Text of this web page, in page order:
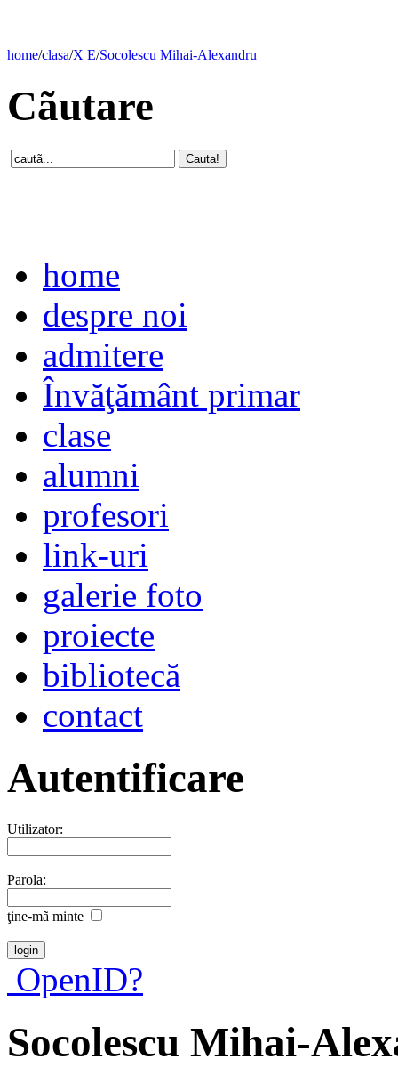
home/clasa/X E/Socolescu Mihai-Alexandru
Cãutare
home
despre noi
admitere
Învăţământ primar
clase
alumni
profesori
link-uri
galerie foto
proiecte
bibliotecă
contact
Autentificare
Utilizator:
Parola:
ţine-mã minte
OpenID?
Socolescu Mihai-